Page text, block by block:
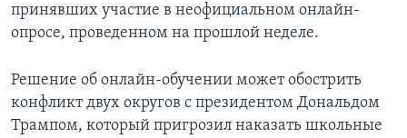
принявших участие в неофициальном онлайн-
опросе, проведенном на прошлой неделе.
Решение об онлайн-обучении может обострить
конфликт двух округов с президентом Дональдом
Трампом, который пригрозил наказать школьные